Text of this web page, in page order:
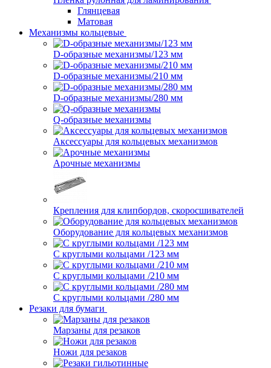
Глянцевая
Матовая
Механизмы кольцевые
D-образные механизмы/123 мм
D-образные механизмы/210 мм
D-образные механизмы/280 мм
Q-образные механизмы
Аксессуары для кольцевых механизмов
Арочные механизмы
Крепления для клипбордов, скоросшивателей
Оборудование для кольцевых механизмов
С круглыми кольцами /123 мм
С круглыми кольцами /210 мм
С круглыми кольцами /280 мм
Резаки для бумаги
Марзаны для резаков
Ножи для резаков